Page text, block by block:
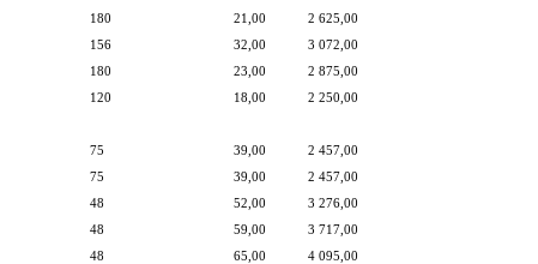
180 21,00
2 625,00
156 32,00
3 072,00
180 23,00
2 875,00
120 18,00
2 250,00
75 39,00
2 457,00
75 39,00
2 457,00
48 52,00
3 276,00
48 59,00
3 717,00
48 65,00 4 095,00